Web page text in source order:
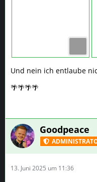
Und nein ich entlaube
🌴🌴🌴🌴
Goodpeace
13. Juni 2025 um 11:36